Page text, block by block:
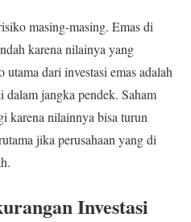
masing-masing. Emas di
karena nilainya yang
dari investasi emas adalah
jangka pendek. Saham
karena nilainnya bisa turun
jika perusahaan yang di
Investasi